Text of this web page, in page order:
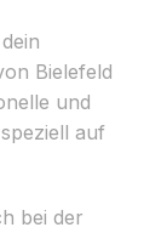
Bielefeld
und
auf
bei der